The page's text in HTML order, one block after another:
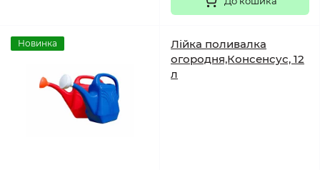
Новинка
Лійка поливалка
огородня,Консенсус, 12
л